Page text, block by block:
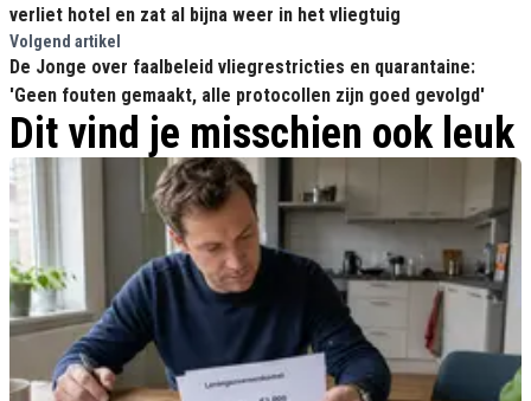
verliet hotel en zat al bijna weer in het vliegtuig
Volgend artikel
De Jonge over faalbeleid vliegrestricties en quarantaine:
'Geen fouten gemaakt, alle protocollen zijn goed gevolgd'
Dit vind je misschien ook leuk